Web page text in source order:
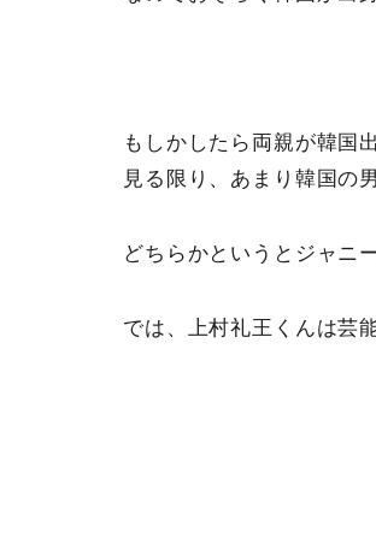
もしかしたら両親が韓国
見る限り、あまり韓国の
どちらかというとジャニ
では、上村礼王くんは芸